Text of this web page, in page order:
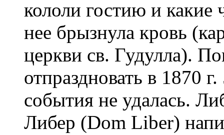
кололи гостию и какие
нее брызнула кровь
церкви св. Гудулла).
отпраздновать в 1870
события не удалась.
Либер (Dom Liber)